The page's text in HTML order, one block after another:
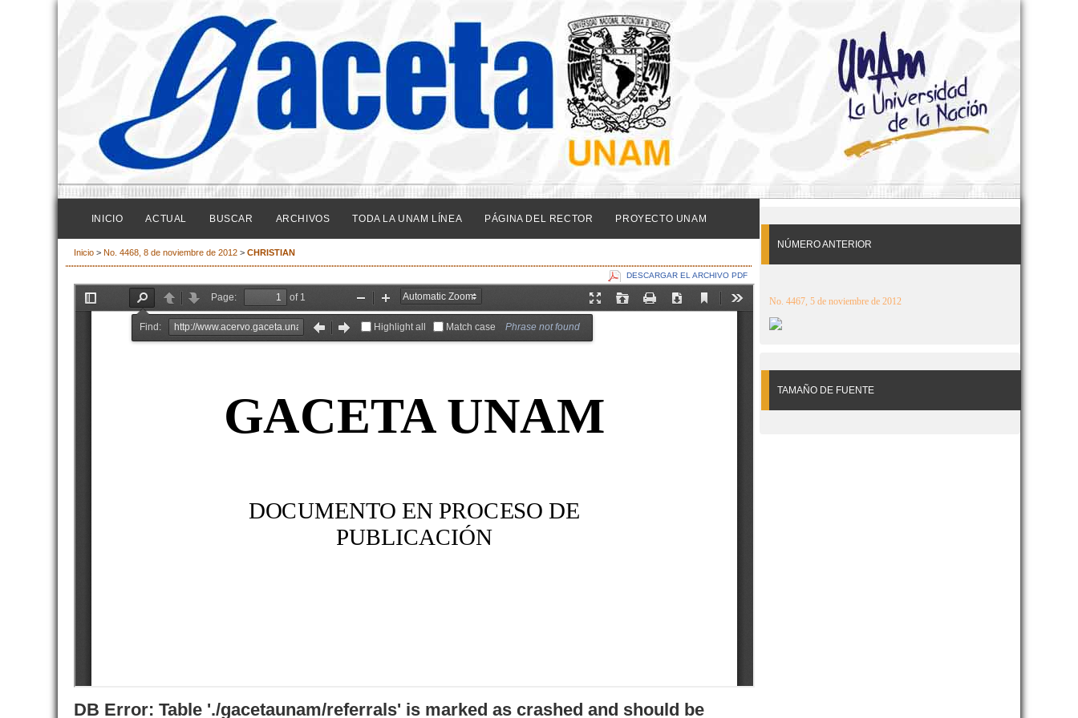
NÚMERO ANTERIOR
No. 4467, 5 de noviembre de 2012
TAMAÑO DE FUENTE
INICIO ACTUAL BUSCAR ARCHIVOS TODA LA UNAM LÍNEA PÁGINA DEL RECTOR PROYECTO UNAM
Inicio > No. 4468, 8 de noviembre de 2012 > CHRISTIAN
DESCARGAR EL ARCHIVO PDF
DB Error: Table './gacetaunam/referrals' is marked as crashed and should be